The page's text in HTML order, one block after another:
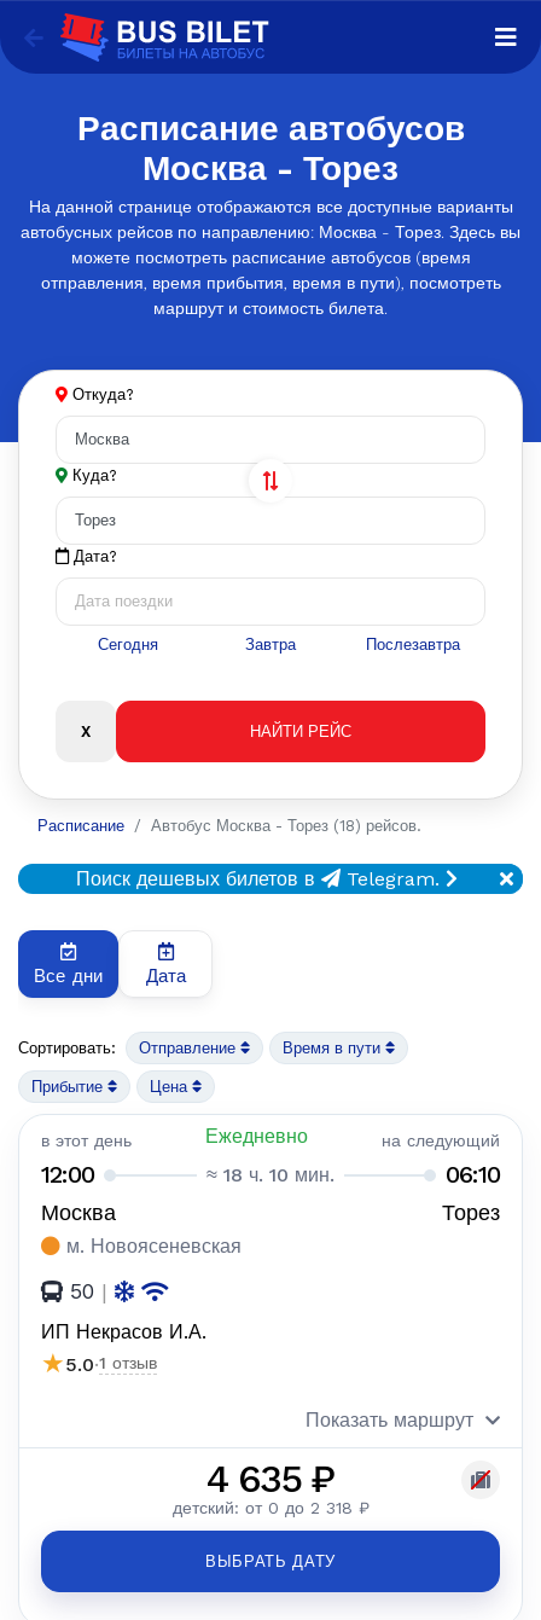
Расписание автобусов
Москва - Торез
На данной странице отображаются все доступные варианты
автобусных рейсов по направлению: Москва - Торез. Здесь вы
можете посмотреть расписание автобусов (время
отправления, время прибытия, время в пути), посмотреть
маршрут и стоимость билета.
Откуда?
Куда?
Дата?
Сегодня Завтра Послезавтра
Расписание Автобус Москва - Торез (18) рейсов.
Поиск дешевых билетов в Telegram.
Все дни Дата
Сортировать: Отправление Время в пути
Прибытие Цена
в этот день Ежедневно на следующий
12:00 ≈ 18 ч. 10 мин. 06:10
Москва Торез
м. Новоясеневская
50 |
ИП Некрасов И.А.
★5.0·1 отзыв
Показать маршрут
4 635 ₽
детский: от 0 до 2 318 ₽
ВЫБРАТЬ ДАТУ